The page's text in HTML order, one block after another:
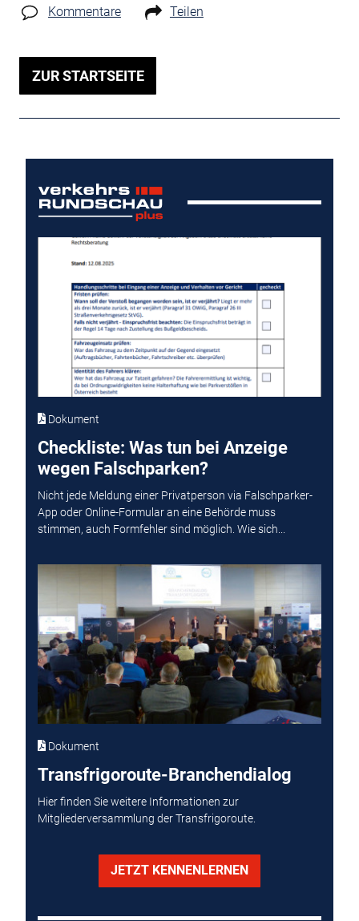
Kommentare Teilen
ZUR STARTSEITE
Dokument
Checkliste: Was tun bei Anzeige
wegen Falschparken?
Nicht jede Meldung einer Privatperson via Falschparker-
App oder Online-Formular an eine Behörde muss
stimmen, auch Formfehler sind möglich. Wie sich...
Dokument
Transfrigoroute-Branchendialog
Hier finden Sie weitere Informationen zur
Mitgliederversammlung der Transfrigoroute.
JETZT KENNENLERNEN